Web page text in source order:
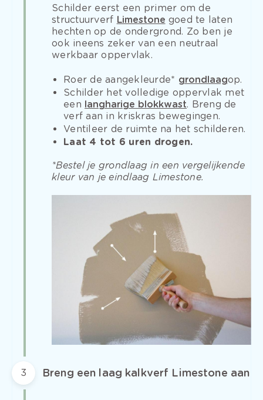
Schilder eerst een primer om de
structuurverf Limestone goed te laten
hechten op de ondergrond. Zo ben je
ook ineens zeker van een neutraal
werkbaar oppervlak.
Roer de aangekleurde* grondlaagop.
Schilder het volledige oppervlak met
een langharige blokkwast. Breng de
verf aan in kriskras bewegingen.
Ventileer de ruimte na het schilderen.
Laat 4 tot 6 uren drogen.
*Bestel je grondlaag in een vergelijkende
kleur van je eindlaag Limestone.
3 Breng een laag kalkverf Limestone aan